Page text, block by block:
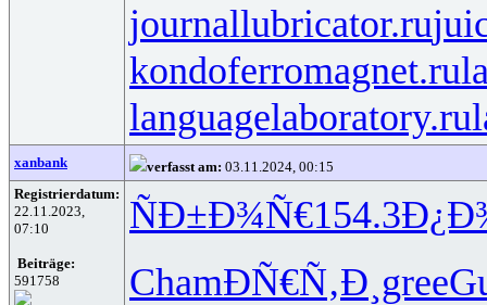
journallubricator.ru
kondoferromagnet.ru
languagelaboratory.ru
xanbank verfasst am: 03.11.2024, 00:15
Registrierdatum:
22.11.2023,
07:10
Beiträge:
591758
ÑÐ±Ð¾Ñ€154.3
ChamÐÑ€Ñ‚Ð¸ gree